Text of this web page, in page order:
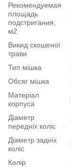
Рекомендуемая
площадь
подстригания,
м2
Викид скошеної
трави
Тип мішка
Обсяг мішка
Матеріал
корпуса
Діаметр
передніх коліс
Діаметр задніх
коліс
Колір